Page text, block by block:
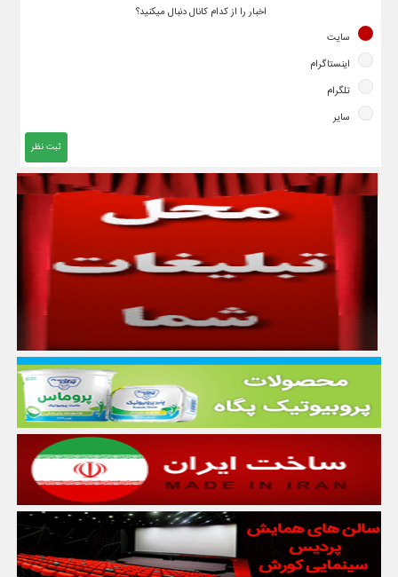
اخبار را از کدام کانال دنبال میکنید؟
سایت
اینستاگرام
تلگرام
سایر
ثبت نظر